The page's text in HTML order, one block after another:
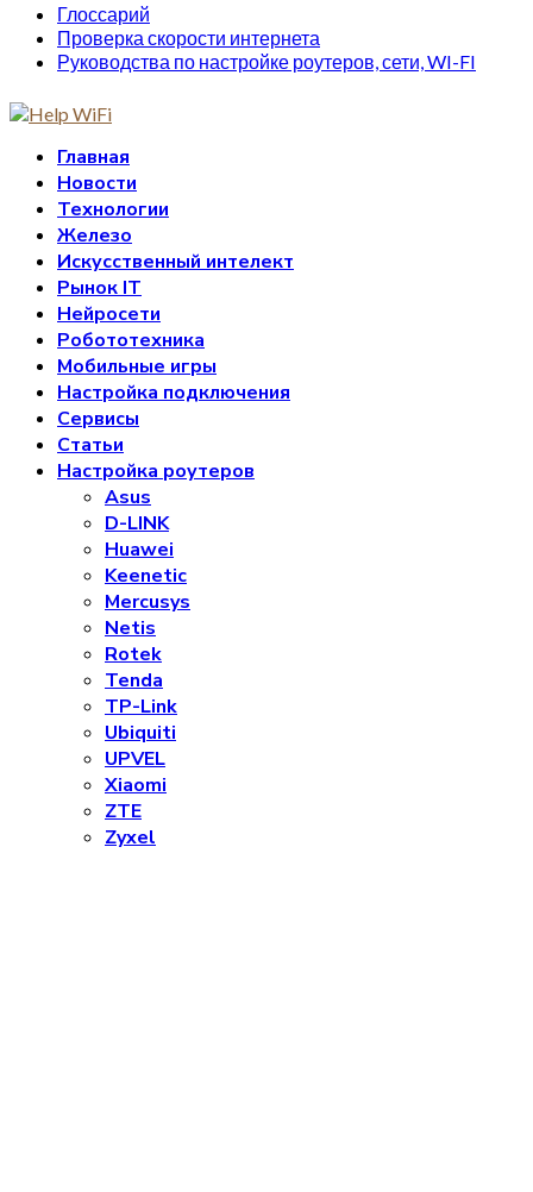
Глоссарий
Проверка скорости интернета
Руководства по настройке роутеров, сети, WI-FI
Главная
Новости
Технологии
Железо
Искусственный интелект
Рынок IT
Нейросети
Робототехника
Мобильные игры
Настройка подключения
Сервисы
Статьи
Настройка роутеров
Asus
D-LINK
Huawei
Keenetic
Mercusys
Netis
Rotek
Tenda
TP-Link
Ubiquiti
UPVEL
Xiaomi
ZTE
Zyxel